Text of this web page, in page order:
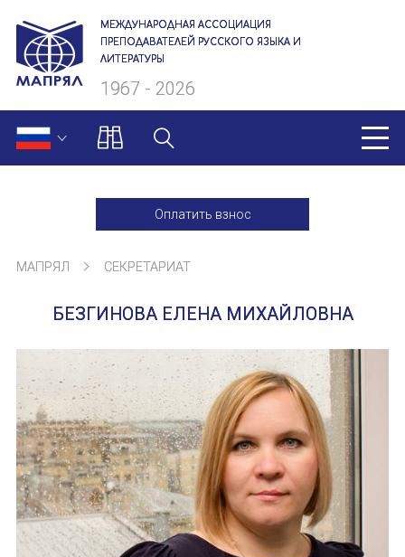
МЕЖДУНАРОДНАЯ АССОЦИАЦИЯ
ПРЕПОДАВАТЕЛЕЙ РУССКОГО ЯЗЫКА И
ЛИТЕРАТУРЫ
1967 - 2026
Оплатить взнос
О нас
Президиум
Ревизионная комиссия
Секретариат
Члены МАПРЯЛ
Устав МАПРЯЛ
Вступить в МАПРЯЛ
История МАПРЯЛ
МАПРЯЛ СЕКРЕТАРИАТ
БЕЗГИНОВА ЕЛЕНА МИХАЙЛОВНА